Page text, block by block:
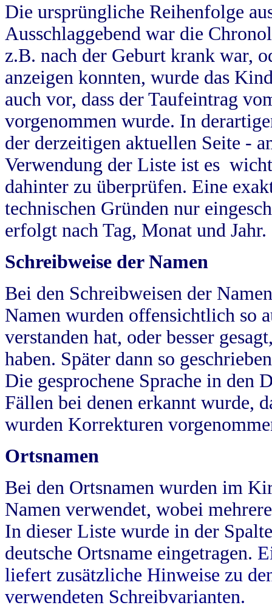
Die ursprüngliche Reihenfolge
Ausschlaggebend war die
z.B. nach der Geburt krank war,
anzeigen konnten, wurde das
auch vor, dass der Taufeintrag
vorgenommen wurde. In
der derzeitigen aktuellen Seite -
Verwendung der Liste ist es
dahinter zu überprüfen. Eine
technischen Gründen nur
erfolgt nach Tag, Monat und Jahr.
Schreibweise der Namen
Bei den Schreibweisen der
Namen wurden offensichtlich so
verstanden hat, oder besser
haben. Später dann so
Die gesprochene Sprache in
Fällen bei denen erkannt wurde,
wurden Korrekturen
Ortsnamen
Bei den Ortsnamen wurden im
Namen verwendet, wobei
In dieser Liste wurde in der
deutsche Ortsname eingetragen.
liefert zusätzliche Hinweise zu
verwendeten Schreibvarianten.